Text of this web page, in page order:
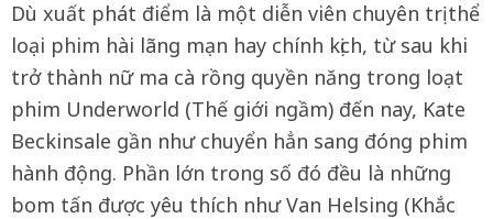
Dù xuất phát điểm là một diễn viên chuyên trị thể
loại phim hài lãng mạn hay chính kịch, từ sau khi
trở thành nữ ma cà rồng quyền năng trong loạt
phim Underworld (Thế giới ngầm) đến nay, Kate
Beckinsale gần như chuyển hẳn sang đóng phim
hành động. Phần lớn trong số đó đều là những
bom tấn được yêu thích như Van Helsing (Khắc